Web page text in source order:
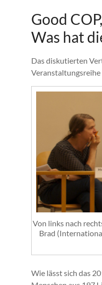
Good
Was hat
Das diskutierten
Veranstaltungsreihe „
Von links nach
Brad
Wie lässt sich das